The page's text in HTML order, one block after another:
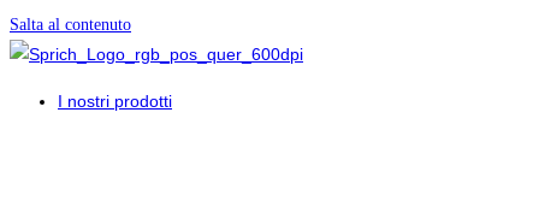
Salta al contenuto
I nostri prodotti